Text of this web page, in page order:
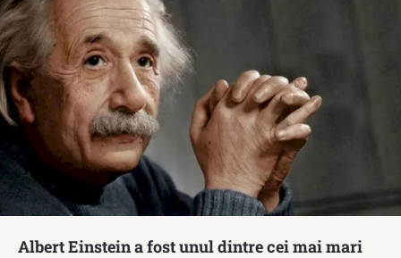
Albert Einstein a fost unul dintre cei mai mari